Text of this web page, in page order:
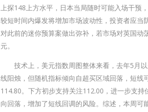
上探148上方水平，日本当局随时可能入场干预
较短时间内爆发将增加市场波动性，投资者应
对此前的迷你预算案做出弥补，若市场对英国
元。
技术上，美元指数周图整体来看，去年5月以
线阳烛，但随机指标倾向自超买区域回落，短
114.80。下方初步支持关注112.00，进一步支
向回落，增加了短线回调的风险。综述，本周